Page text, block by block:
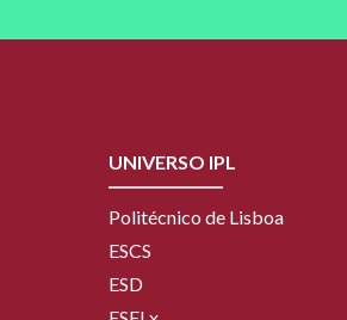
UNIVERSO IPL
Politécnico de Lisboa
ESCS
ESD